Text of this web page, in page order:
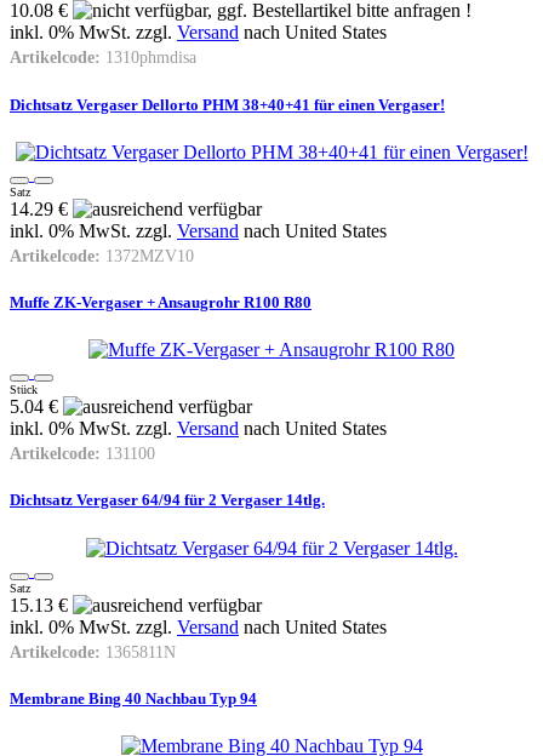
10.08 €
inkl. 0% MwSt. zzgl. Versand nach United States
Artikelcode: 1310phmdisa
Dichtsatz Vergaser Dellorto PHM 38+40+41 für einen Vergaser!
Satz
14.29 €
inkl. 0% MwSt. zzgl. Versand nach United States
Artikelcode: 1372MZV10
Muffe ZK-Vergaser + Ansaugrohr R100 R80
Stück
5.04 €
inkl. 0% MwSt. zzgl. Versand nach United States
Artikelcode: 131100
Dichtsatz Vergaser 64/94 für 2 Vergaser 14tlg.
Satz
15.13 €
inkl. 0% MwSt. zzgl. Versand nach United States
Artikelcode: 1365811N
Membrane Bing 40 Nachbau Typ 94